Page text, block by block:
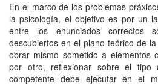
En el marco de los problemas
la psicología, el objetivo es por un
entre los enunciados correctos
descubiertos en el plano teórico de
obrar mismo sometido a elementos
por otro, reflexionar sobre el tipo
competente debe ejecutar en el